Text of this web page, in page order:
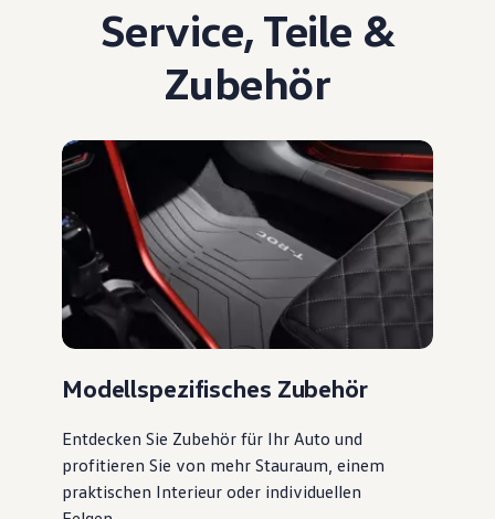
Service, Teile &
Zubehör
Modellspezifisches Zubehör
Entdecken Sie Zubehör für Ihr Auto und
profitieren Sie von mehr Stauraum, einem
praktischen Interieur oder individuellen